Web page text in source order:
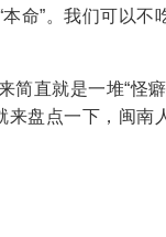
命”。我们可以
简直就是一堆“怪
来盘点一下，闽南